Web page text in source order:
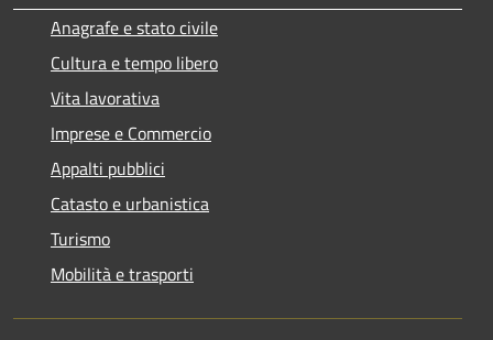
Anagrafe e stato civile
Cultura e tempo libero
Vita lavorativa
Imprese e Commercio
Appalti pubblici
Catasto e urbanistica
Turismo
Mobilità e trasporti